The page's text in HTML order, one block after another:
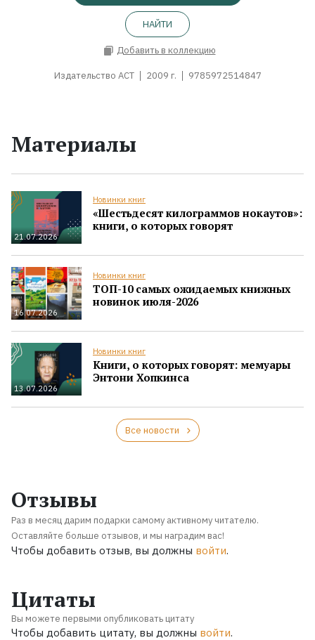
НАЙТИ
Добавить в коллекцию
Издательство АСТ 2009 г. 9785972514847
Материалы
21.07.2026
Новинки книг
«Шестьдесят килограммов нокаутов»:
книги, о которых говорят
16.07.2026
Новинки книг
ТОП-10 самых ожидаемых книжных
новинок июля-2026
13.07.2026
Новинки книг
Книги, о которых говорят: мемуары
Энтони Хопкинса
Все новости
Отзывы
Раз в месяц дарим подарки самому активному читателю.
Оставляйте больше отзывов, и мы наградим вас!
Чтобы добавить отзыв, вы должны войти.
Цитаты
Вы можете первыми опубликовать цитату
Чтобы добавить цитату, вы должны войти.